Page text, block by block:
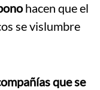
hacen que el
se vislumbre
que se